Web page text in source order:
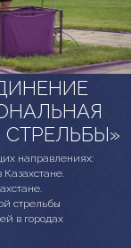
направлениях:
стрельбы
в городах